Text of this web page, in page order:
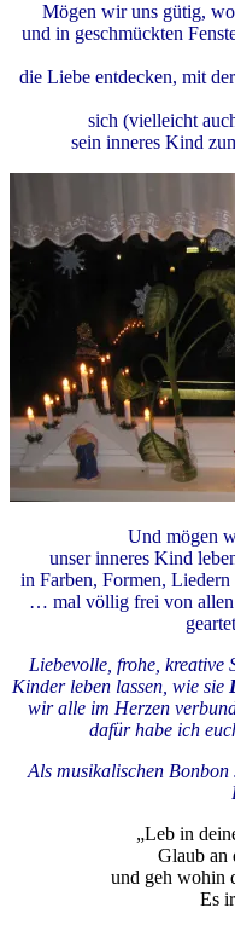
Mögen wir uns gütig,
und in geschmückten
die Liebe entdecken, mit
sich (vielleicht
sein inneres Kind
Und mögen
unser inneres Kind
in Farben, Formen,
… mal völlig frei von allen
Liebevolle, frohe, kreative
Kinder leben lassen, wie sie
wir alle im Herzen
dafür habe ich
Als musikalischen Bonbon
„Leb in
Glaub an
und geh wohin
Es